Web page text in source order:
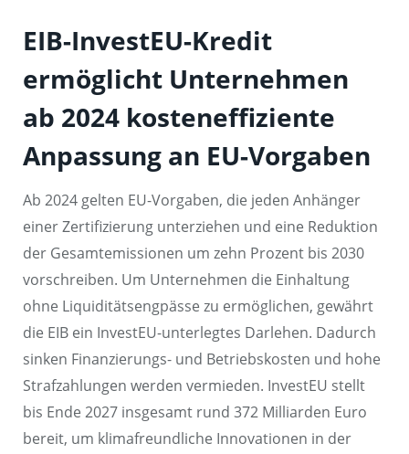
EIB-InvestEU-Kredit
ermöglicht Unternehmen
ab 2024 kosteneffiziente
Anpassung an EU-Vorgaben
Ab 2024 gelten EU-Vorgaben, die jeden Anhänger
einer Zertifizierung unterziehen und eine Reduktion
der Gesamtemissionen um zehn Prozent bis 2030
vorschreiben. Um Unternehmen die Einhaltung
ohne Liquiditätsengpässe zu ermöglichen, gewährt
die EIB ein InvestEU-unterlegtes Darlehen. Dadurch
sinken Finanzierungs- und Betriebskosten und hohe
Strafzahlungen werden vermieden. InvestEU stellt
bis Ende 2027 insgesamt rund 372 Milliarden Euro
bereit, um klimafreundliche Innovationen in der